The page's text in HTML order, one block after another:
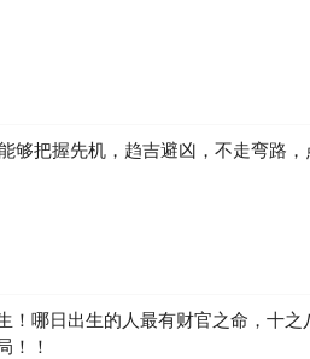
够把握先机，趋吉避凶，不走弯路，
！哪日出生的人最有财官之命，十
！！